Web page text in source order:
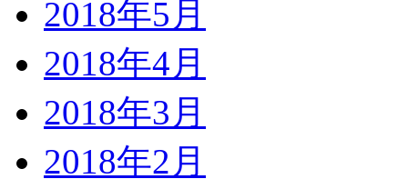
2018年5月
2018年4月
2018年3月
2018年2月